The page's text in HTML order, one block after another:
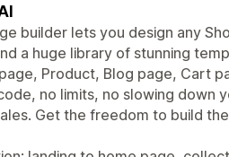
builder lets you design any
a huge library of stunning
Product, Blog page, Cart
no limits, no slowing down
Get the freedom to build